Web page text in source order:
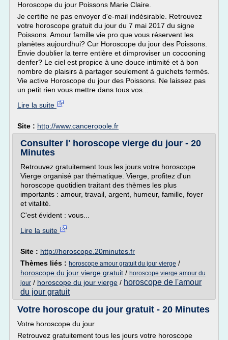
Horoscope du jour Poissons Marie Claire.
Je certifie ne pas envoyer d'e-mail indésirable. Retrouvez
votre horoscope gratuit du jour du 7 mai 2017 du signe
Poissons. Amour famille vie pro que vous réservent les
planètes aujourdhui? Cur Horoscope du jour des Poissons.
Envie doublier la terre entière et dimproviser un cocooning
denfer? Le ciel est propice à une douce intimité et à bon
nombre de plaisirs à partager seulement à guichets fermés.
Vie active Horoscope du jour des Poissons. Ne laissez pas
un petit rien vous mettre dans tous vos...
Lire la suite
Site : http://www.canceropole.fr
Consulter l' horoscope vierge du jour - 20
Minutes
Retrouvez gratuitement tous les jours votre horoscope
Vierge organisé par thématique. Vierge, profitez d'un
horoscope quotidien traitant des thèmes les plus
importants : amour, travail, argent, humeur, famille, foyer
et vitalité.
C'est évident : vous...
Lire la suite
Site : http://horoscope.20minutes.fr
Thèmes liés : horoscope amour gratuit du jour vierge /
horoscope du jour vierge gratuit / horoscope vierge amour du
jour / horoscope du jour vierge / horoscope de l'amour
du jour gratuit
Votre horoscope du jour gratuit - 20 Minutes
Votre horoscope du jour
Retrouvez gratuitement tous les jours votre horoscope